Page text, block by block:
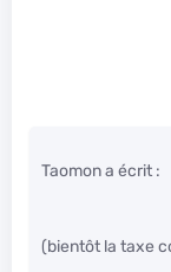
Taomon a écrit :
(bientôt la taxe